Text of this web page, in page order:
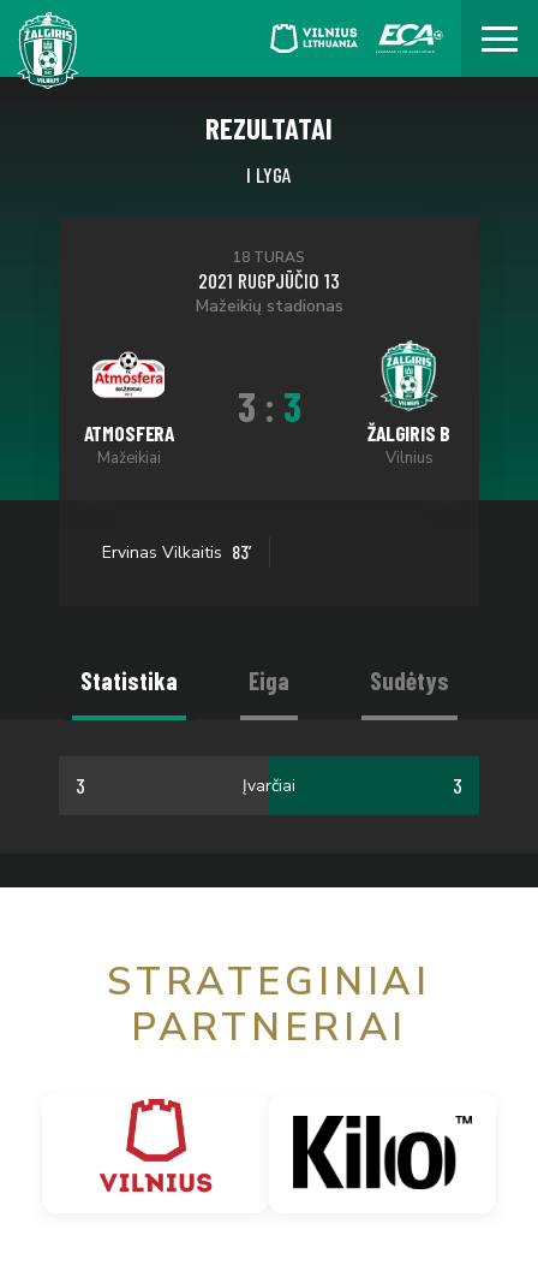
REZULTATAI
I LYGA
18 TURAS
2021 RUGPJŪČIO 13
Mažeikių stadionas
ATMOSFERA
Mažeikiai
3 : 3
ŽALGIRIS B
Vilnius
Ervinas Vilkaitis 83’
Statistika Eiga Sudėtys
3 Įvarčiai 3
STRATEGINIAI
PARTNERIAI